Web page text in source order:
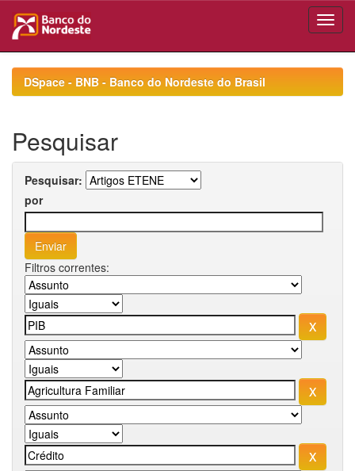
navigationDSpace - BNB - Banco do Nordeste do Brasil
Pesquisar
Pesquisar:
por
Filtros correntes: